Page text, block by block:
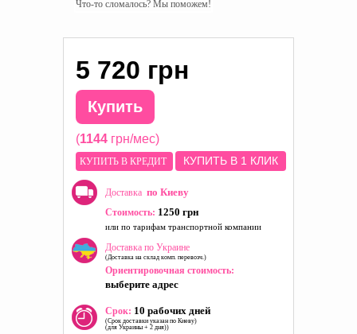
Что-то сломалось? Мы поможем!
5 720 грн
Купить
(1144 грн/мес)
КУПИТЬ В КРЕДИТ КУПИТЬ В 1 КЛИК
Доставка по Киеву
Стоимость: 1250 грн
или по тарифам транспортной компании
Доставка по Украине
(Доставка на склад комп. перевозч.)
Ориентировочная стоимость:
выберите адрес
Срок: 10 рабочих дней
(Срок доставки указан по Киеву)
(для Украины + 2 дня))